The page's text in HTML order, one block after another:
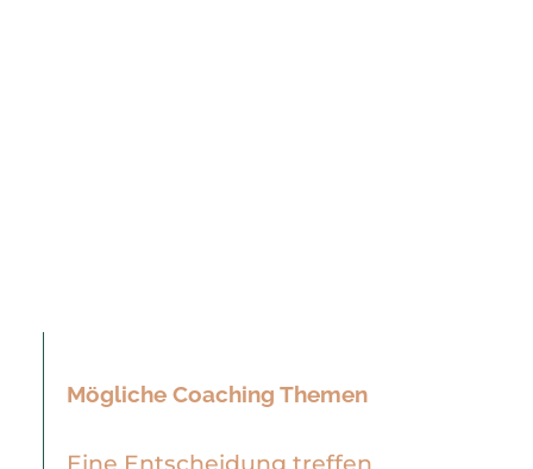
Mögliche Coaching Themen